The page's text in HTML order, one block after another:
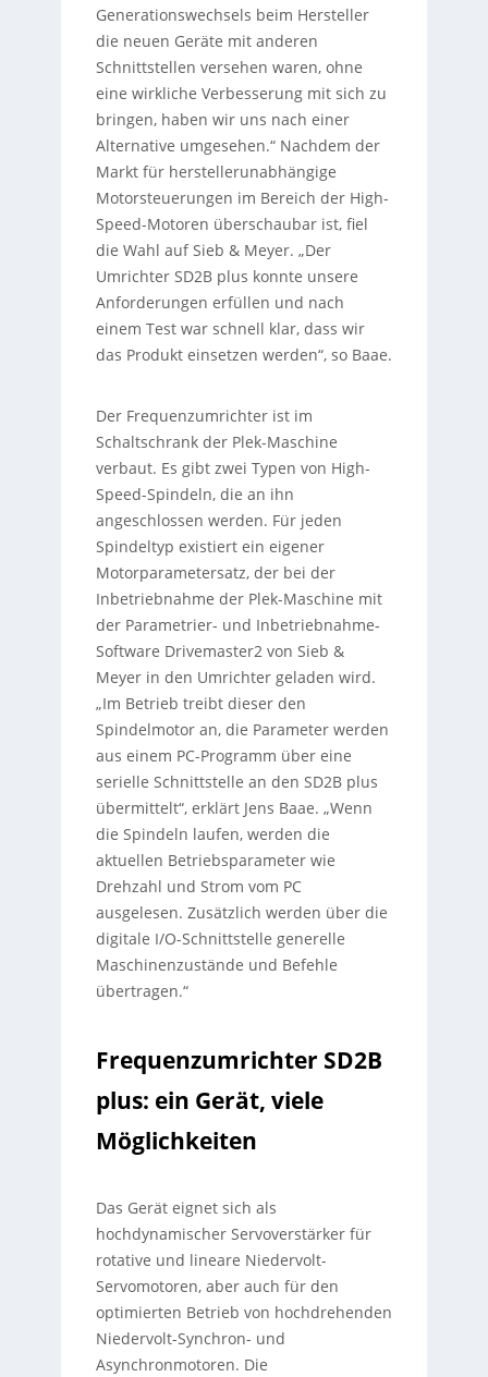
Generationswechsels beim Hersteller
die neuen Geräte mit anderen
Schnittstellen versehen waren, ohne
eine wirkliche Verbesserung mit sich zu
bringen, haben wir uns nach einer
Alternative umgesehen.“ Nachdem der
Markt für herstellerunabhängige
Motorsteuerungen im Bereich der High-
Speed-Motoren überschaubar ist, fiel
die Wahl auf Sieb & Meyer. „Der
Umrichter SD2B plus konnte unsere
Anforderungen erfüllen und nach
einem Test war schnell klar, dass wir
das Produkt einsetzen werden“, so Baae.
Der Frequenzumrichter ist im
Schaltschrank der Plek-Maschine
verbaut. Es gibt zwei Typen von High-
Speed-Spindeln, die an ihn
angeschlossen werden. Für jeden
Spindeltyp existiert ein eigener
Motorparametersatz, der bei der
Inbetriebnahme der Plek-Maschine mit
der Parametrier- und Inbetriebnahme-
Software Drivemaster2 von Sieb &
Meyer in den Umrichter geladen wird.
„Im Betrieb treibt dieser den
Spindelmotor an, die Parameter werden
aus einem PC-Programm über eine
serielle Schnittstelle an den SD2B plus
übermittelt“, erklärt Jens Baae. „Wenn
die Spindeln laufen, werden die
aktuellen Betriebsparameter wie
Drehzahl und Strom vom PC
ausgelesen. Zusätzlich werden über die
digitale I/O-Schnittstelle generelle
Maschinenzustände und Befehle
übertragen.“
Frequenzumrichter SD2B
plus: ein Gerät, viele
Möglichkeiten
Das Gerät eignet sich als
hochdynamischer Servoverstärker für
rotative und lineare Niedervolt-
Servomotoren, aber auch für den
optimierten Betrieb von hochdrehenden
Niedervolt-Synchron- und
Asynchronmotoren. Die